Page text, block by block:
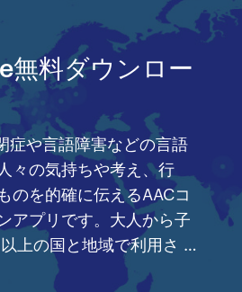
料ダウンロー
症や言語障害などの言語
々の気持ちや考え、行
のを的確に伝えるAACコ
アプリです。大人から子
上の国と地域で利用さ …